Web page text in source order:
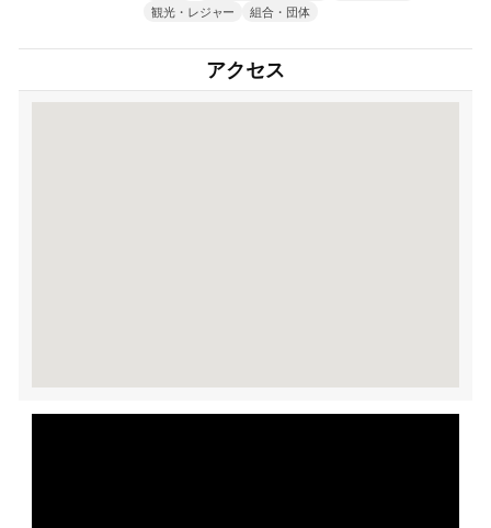
観光・レジャー
組合・団体
アクセス